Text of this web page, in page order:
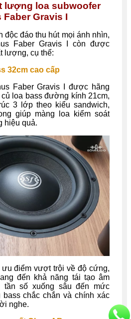
lượng loa subwoofer
Faber Gravis I
độc đáo thu hút mọi ánh nhìn,
Faber Gravis I còn được
lượng, cụ thể:
32cm cao cấp
Faber Gravis I được hãng
loa bass đường kính 21cm,
3 lớp theo kiểu sandwich,
giúp màng loa kiểm soát
hiệu quả.
điểm vượt trội về độ cứng,
đến khả năng tái tạo âm
số xuống sâu đến mức
bass chắc chắn và chính xác
nghe.